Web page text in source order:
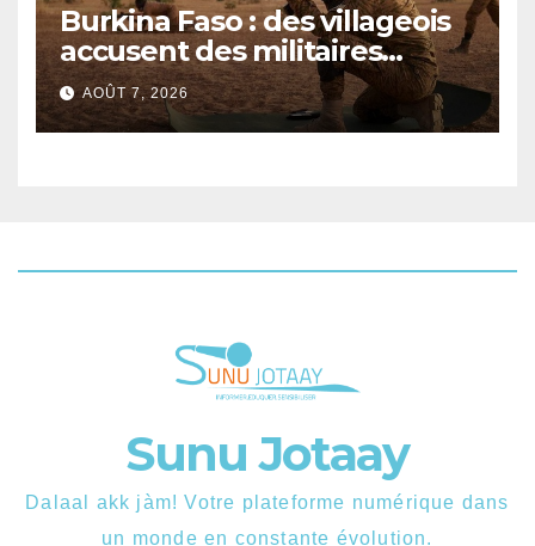
Burkina Faso : des villageois
accusent des militaires
d’avoir tué au moins 48 civils
après une attaque terroriste
AOÛT 7, 2026
Sunu Jotaay
Dalaal akk jàm! Votre plateforme numérique dans
un monde en constante évolution.